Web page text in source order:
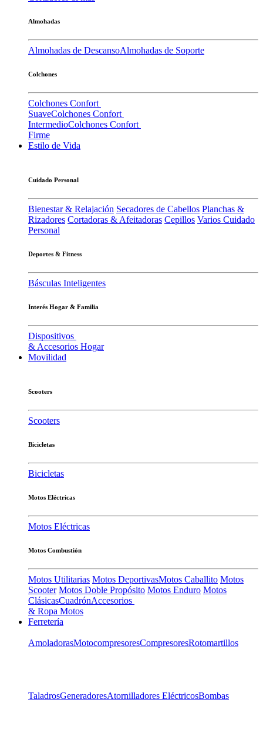
Almohadas
Almohadas de DescansoAlmohadas de Soporte
Colchones
Colchones Confort
SuaveColchones Confort
IntermedioColchones Confort
Firme
Estilo de Vida
Cuidado Personal
Bienestar & Relajación Secadores de Cabellos Planchas &
Rizadores Cortadoras & Afeitadoras Cepillos Varios Cuidado
Personal
Deportes & Fitness
Básculas Inteligentes
Interés Hogar & Familia
Dispositivos
& Accesorios Hogar
Movilidad
Scooters
Scooters
Bicicletas
Bicicletas
Motos Eléctricas
Motos Eléctricas
Motos Combustión
Motos Utilitarias Motos DeportivasMotos Caballito Motos
Scooter Motos Doble Propósito Motos Enduro Motos
ClásicasCuadrónAccesorios
& Ropa Motos
Ferretería
AmoladorasMotocompresoresCompresoresRotomartillos
TaladrosGeneradoresAtornilladores EléctricosBombas